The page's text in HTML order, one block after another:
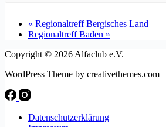
« Regionaltreff Bergisches Land
Regionaltreff Baden »
Copyright © 2026 Alfaclub e.V.
WordPress Theme by creativethemes.com
Datenschutzerklärung